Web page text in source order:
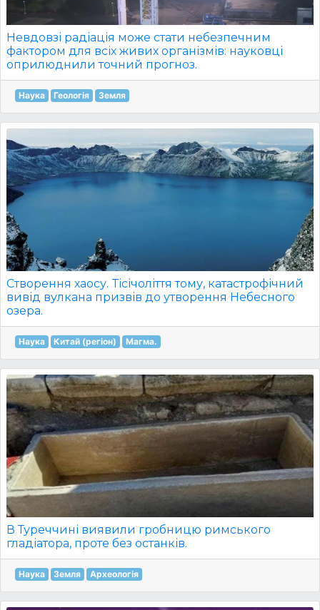
Невдовзі радіація може стати небезпечним
фактором для всіх живих організмів: науковці
оприлюднили точний прогноз.
Наука Геологія Земля
Створення хаосу. Tiсічоліття тому, катастрофічний
вивід вулкана призвів до утворення Небесного
озера.
Наука Китай (регіон) Магма.
В Туреччині виявили гробницю римського
гладіатора, проте без останків.
Наука Земля Археологія